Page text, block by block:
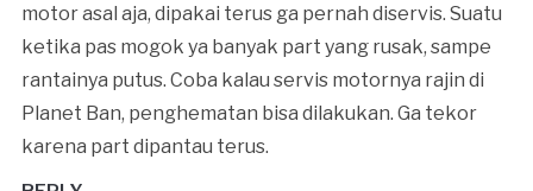
motor asal aja, dipakai terus ga pernah diservis. Suatu
ketika pas mogok ya banyak part yang rusak, sampe
rantainya putus. Coba kalau servis motornya rajin di
Planet Ban, penghematan bisa dilakukan. Ga tekor
karena part dipantau terus.